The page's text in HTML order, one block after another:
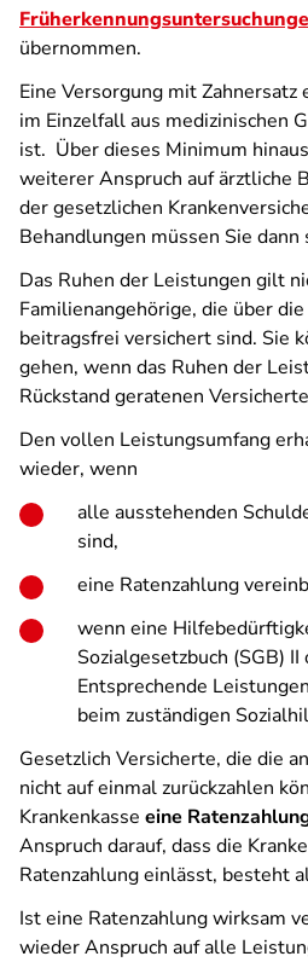
übernommen.
Eine Versorgung mit
im Einzelfall aus medizinischen
ist. Über dieses Minimum
weiterer Anspruch auf ärztliche
der gesetzlichen
Behandlungen müssen Sie
Das Ruhen der Leistungen gilt
Familienangehörige, die über
beitragsfrei versichert sind. Sie
gehen, wenn das Ruhen der
Rückstand geratenen
Den vollen Leistungsumfang
wieder, wenn
alle ausstehenden
sind,
eine Ratenzahlung
wenn eine
Sozialgesetzbuch (SGB)
Entsprechende
beim zuständigen
Gesetzlich Versicherte, die die
nicht auf einmal zurückzahlen
Krankenkasse eine
Anspruch darauf, dass die
Ratenzahlung einlässt, besteht
Ist eine Ratenzahlung wirksam
wieder Anspruch auf alle